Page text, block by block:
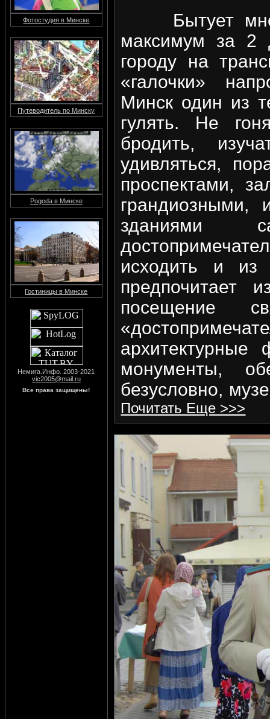
Фотостудия в Минске
Путеводитель по Минску
Pogoda в Минске
Гостиницы в Минске
Немига.Инфо. 2003-2021
vic2005@mail.ru
Все права защищены!
Бытует
максимум за 2
городу на
«галочки»
Минск один из
гулять. Не
бродить,
удивляться,
проспектами,
грандиозными,
зданиями
исходить и из
предпочитает
посещение
монументы,
безусловно,
Почитать Еще >>>